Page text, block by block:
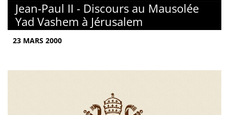
Jean-Paul II - Discours au Mausolée
Yad Vashem à Jérusalem
23 MARS 2000